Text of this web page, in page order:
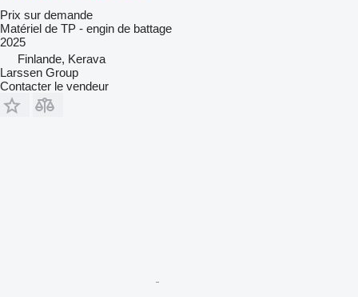
Prix sur demande
Matériel de TP - engin de battage
2025
Finlande, Kerava
Larssen Group
Contacter le vendeur